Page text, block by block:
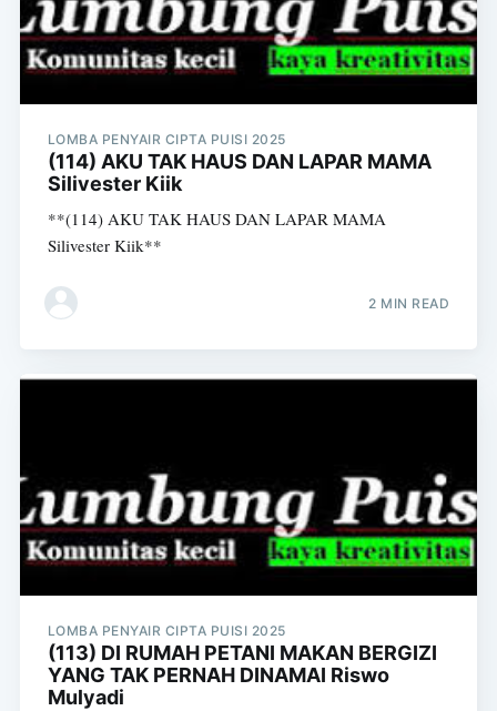
LOMBA PENYAIR CIPTA PUISI 2025
(114) AKU TAK HAUS DAN LAPAR MAMA
Silivester Kiik
**(114) AKU TAK HAUS DAN LAPAR MAMA
Silivester Kiik**
2 MIN READ
LOMBA PENYAIR CIPTA PUISI 2025
(113) DI RUMAH PETANI MAKAN BERGIZI
YANG TAK PERNAH DINAMAI Riswo
Mulyadi